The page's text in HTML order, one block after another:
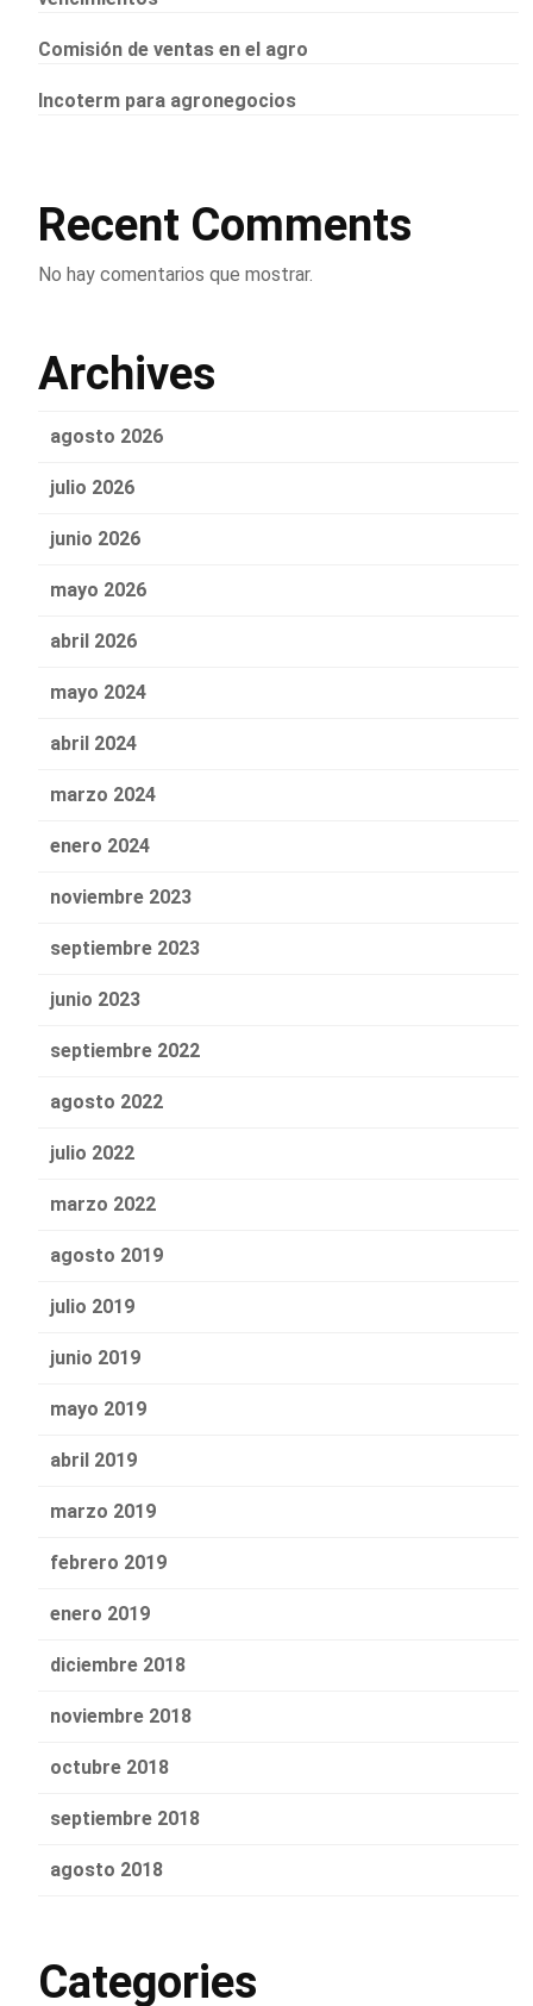
Comisión de ventas en el agro
Incoterm para agronegocios
Recent Comments
No hay comentarios que mostrar.
Archives
agosto 2026
julio 2026
junio 2026
mayo 2026
abril 2026
mayo 2024
abril 2024
marzo 2024
enero 2024
noviembre 2023
septiembre 2023
junio 2023
septiembre 2022
agosto 2022
julio 2022
marzo 2022
agosto 2019
julio 2019
junio 2019
mayo 2019
abril 2019
marzo 2019
febrero 2019
enero 2019
diciembre 2018
noviembre 2018
octubre 2018
septiembre 2018
agosto 2018
Categories